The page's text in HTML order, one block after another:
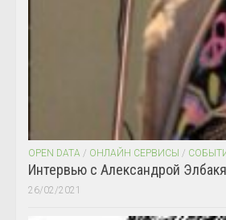
OPEN DATA / ОНЛАЙН СЕРВИСЫ /
Интервью с Александрой
26/02/2021